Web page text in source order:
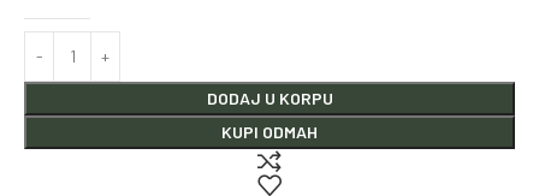
DODAJ U KORPU
KUPI ODMAH